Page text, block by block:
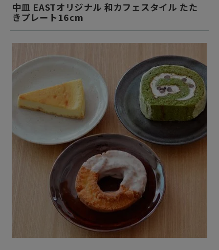
中皿 EASTオリジナル 和カフェスタイル たた
きプレート16cm